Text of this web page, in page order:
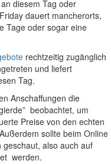
diesem Tag oder
dauert mancherorts,
Tage oder sogar eine
rechtzeitig zugänglich
und liefert
Tag.
Anschaffungen die
beobachtet, um
Preise von den echten
sollte beim Online
also auch auf
werden.